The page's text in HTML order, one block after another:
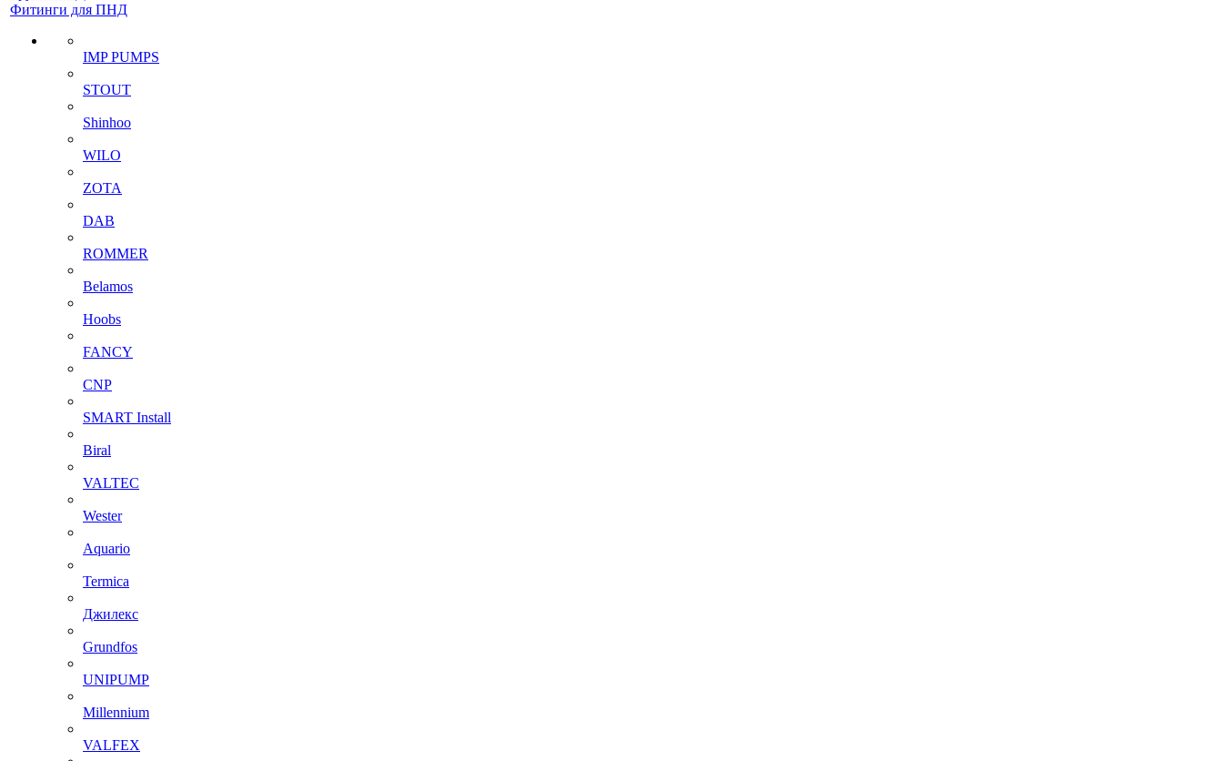
Фитинги для ПНД
IMP PUMPS
STOUT
Shinhoo
WILO
ZOTA
DAB
ROMMER
Belamos
Hoobs
FANCY
CNP
SMART Install
Biral
VALTEC
Wester
Aquario
Termica
Джилекс
Grundfos
UNIPUMP
Millennium
VALFEX